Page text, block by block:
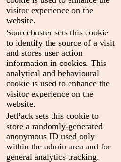
visitor experience on the
website.
Sourcebuster sets this cookie
to identify the source of a visit
and stores user action
information in cookies. This
analytical and behavioural
cookie is used to enhance the
visitor experience on the
website.
JetPack sets this cookie to
store a randomly-generated
anonymous ID used only
within the admin area and for
general analytics tracking.